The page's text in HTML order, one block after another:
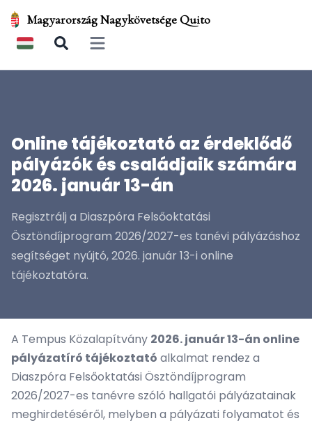
Magyarország Nagykövetsége Quito
Open main menu
Online tájékoztató az érdeklődő
pályázók és családjaik számára
2026. január 13-án
Regisztrálj a Diaszpóra Felsőoktatási
Ösztöndíjprogram 2026/2027-es tanévi pályázáshoz
segítséget nyújtó, 2026. január 13-i online
tájékoztatóra.
A Tempus Közalapítvány 2026. január 13-án online
pályázatíró tájékoztató alkalmat rendez a
Diaszpóra Felsőoktatási Ösztöndíjprogram
2026/2027-es tanévre szóló hallgatói pályázatainak
meghirdetéséről, melyben a pályázati folyamatot és